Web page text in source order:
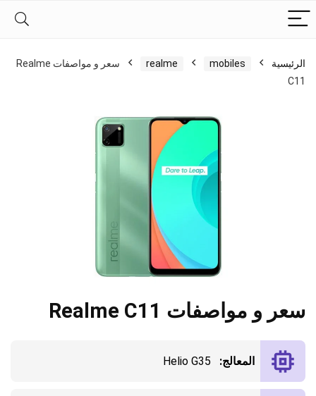
الرئيسية mobiles
realme
سعر و مواصفات Realme
C11
سعر و مواصفات Realme C11
المعالج: Helio G35